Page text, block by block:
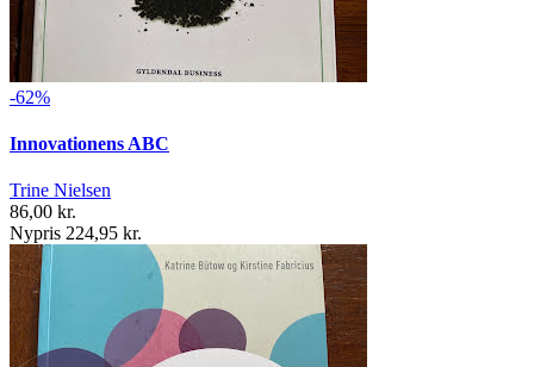
-62%
Innovationens ABC
Trine Nielsen
86,00 kr.
Nypris 224,95 kr.